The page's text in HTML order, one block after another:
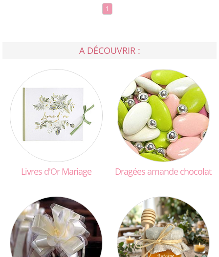
1
A DÉCOUVRIR :
Livres d'OrMariage Dragées amande chocolat